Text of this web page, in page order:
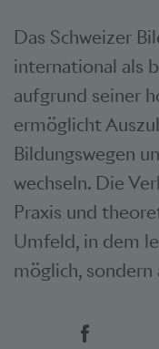
Das Schweizer
international als
aufgrund seiner
ermöglicht
Bildungswegen
wechseln. Die
Praxis und
Umfeld, in dem
möglich,
Social